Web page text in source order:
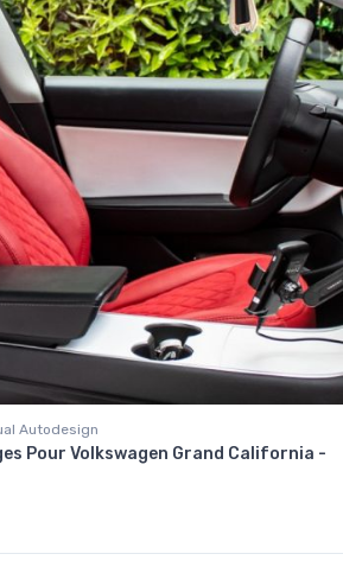
Autodesign
Pour Volkswagen Grand California -